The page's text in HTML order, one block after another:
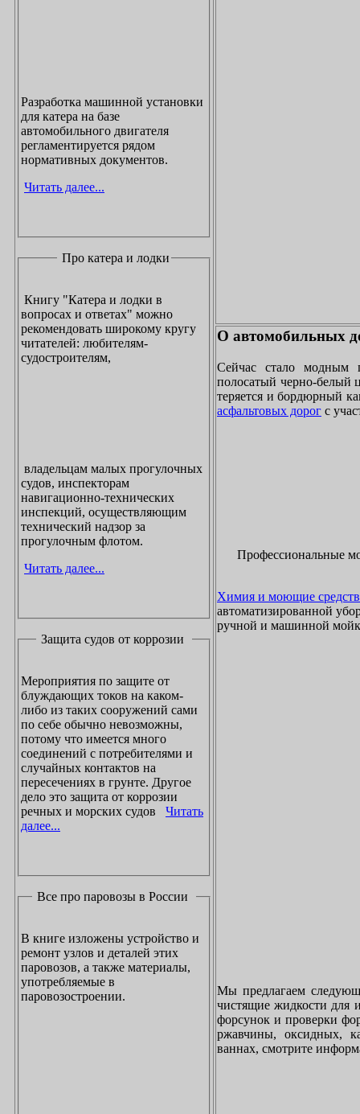
Разработка машинной установки
для катера на базе
автомобильного двигателя
регламентируется рядом
нормативных документов.
Читать далее...
Про катера и лодки
Книгу "Катера и лодки в
вопросах и ответах" можно
рекомендовать широкому кругу
читателей: любителям-
судостроителям,
владельцам малых прогулочных
судов, инспекторам
навигационно-технических
инспекций, осуществляющим
технический надзор за
прогулочным флотом.
Читать далее...
Защита судов от коррозии
Мероприятия по защите от
блуждающих токов на каком-
либо из таких сооружений сами
по себе обычно невозможны,
потому что имеется много
соединений с потребителями и
случайных контактов на
пересечениях в грунте. Другое
дело это защита от коррозии
речных и морских судов Читать
далее...
Все про паровозы в России
В книге изложены устройство и
ремонт узлов и деталей этих
паровозов, а также материалы,
употребляемые в
паровозостроении.
О автомобильных
Сейчас стало модным
полосатый черно-белый
теряется и бордюрный
асфальтовых дорог с
Профессиональные
Химия и моющие
автоматизированной
ручной и машинной
Мы предлагаем
чистящие жидкости для
форсунок и проверки
ржавчины, оксидных,
ваннах, смотрите